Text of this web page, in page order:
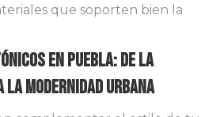
que soporten bien la
en Puebla: De la
la Modernidad Urbana